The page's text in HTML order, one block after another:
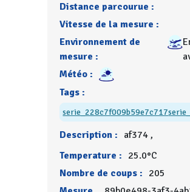
Distance parcourue :
Vitesse de la mesure :
Environnement de
mesure :
Météo :
Tags :
serie_228c7f009b59e7c717
Description : af374 ,
Temperature : 25.0°C
Nombre de coups : 205